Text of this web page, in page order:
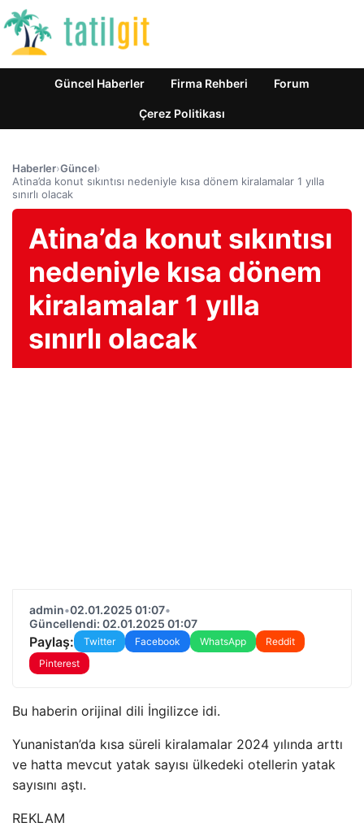
Güncel Haberler Firma Rehberi Forum
Çerez Politikası
Haberler›Güncel›
Atina’da konut sıkıntısı nedeniyle kısa dönem kiralamalar 1 yılla
sınırlı olacak
Atina’da konut sıkıntısı
nedeniyle kısa dönem
kiralamalar 1 yılla
sınırlı olacak
admin•02.01.2025 01:07•
Güncellendi: 02.01.2025 01:07
Paylaş: Twitter Facebook WhatsApp
Reddit
Pinterest
Bu haberin orijinal dili İngilizce idi.
Yunanistan’da kısa süreli kiralamalar 2024 yılında arttı
ve hatta mevcut yatak sayısı ülkedeki otellerin yatak
sayısını aştı.
REKLAM